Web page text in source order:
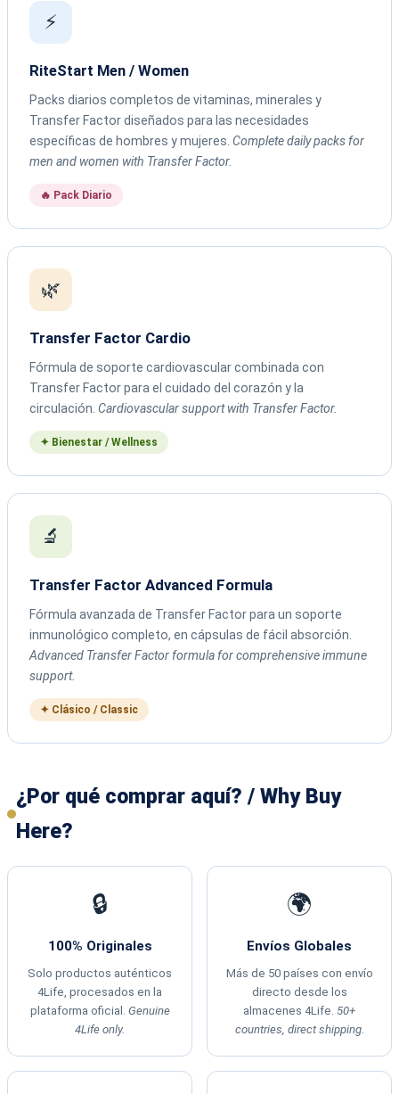
⚡
RiteStart Men / Women
Packs diarios completos de vitaminas, minerales y
Transfer Factor diseñados para las necesidades
específicas de hombres y mujeres. Complete daily packs for
men and women with Transfer Factor.
🔥 Pack Diario
🌿
Transfer Factor Cardio
Fórmula de soporte cardiovascular combinada con
Transfer Factor para el cuidado del corazón y la
circulación. Cardiovascular support with Transfer Factor.
✦ Bienestar / Wellness
🔬
Transfer Factor Advanced Formula
Fórmula avanzada de Transfer Factor para un soporte
inmunológico completo, en cápsulas de fácil absorción.
Advanced Transfer Factor formula for comprehensive immune
support.
✦ Clásico / Classic
¿Por qué comprar aquí? / Why Buy
Here?
🔒
100% Originales
Solo productos auténticos
4Life, procesados en la
plataforma oficial. Genuine
4Life only.
🌍
Envíos Globales
Más de 50 países con envío
directo desde los
almacenes 4Life. 50+
countries, direct shipping.